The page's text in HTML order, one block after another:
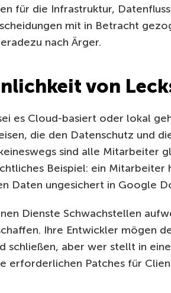
für die Infrastruktur,
mit in Betracht
nach Ärger.
von
es Cloud-basiert oder lokal
die den Datenschutz und
sind alle Mitarbeiter
Beispiel: ein Mitarbeiter
Daten ungesichert in Google
Dienste Schwachstellen
Ihre Entwickler mögen
schließen, aber wer stellt in
erforderlichen Patches für